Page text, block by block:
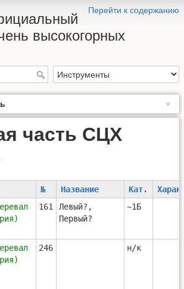
Перейти к содержанию
высокогорных
часть СЦХ
№ Название Кат.
161
Левый?,
Первый?
~1Б
246 н/к